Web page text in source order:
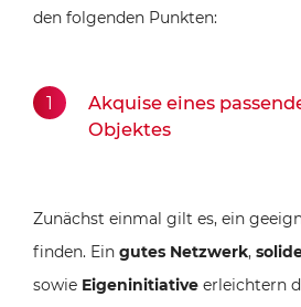
den folgenden Punkten:
Akquise eines
Objektes
Zunächst einmal gilt es, ein
finden. Ein gutes Netzwerk,
sowie Eigeninitiative erleichtern